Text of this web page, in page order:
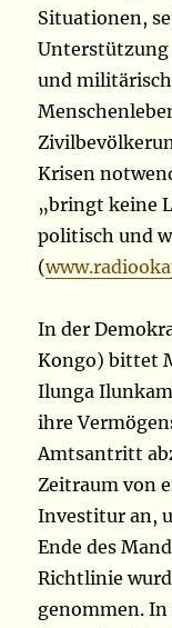
Situationen,
Unterstützung
und
Krisen
„bringt keine
politisch und
(
In der
Kongo) bittet
Ilunga
ihre
Amtsantritt
Zeitraum von
Investitur an,
Ende des
Richtlinie
genommen.